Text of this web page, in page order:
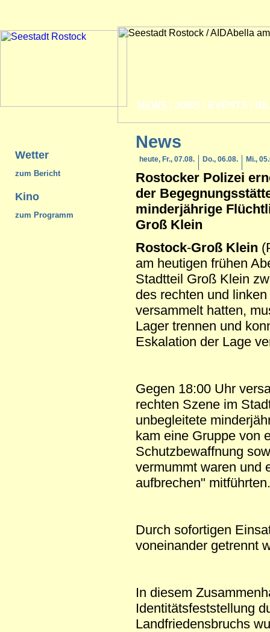
NEWS JOBS EVENTS
Wetter
zum Bericht
Kino
zum Programm
News
heute, Fr., 07.08. Do., 06.08. Mi.,
Rostocker Polizei
der
minderjährige
Groß Klein
Rostock-Groß Klein
am heutigen frühen
Stadtteil Groß Klein
des rechten und
versammelt hatten,
Lager trennen und
Eskalation der Lage
Gegen 18:00 Uhr
rechten Szene im
unbegleitete
kam eine Gruppe von
Schutzbewaffnung
vermummt waren und
aufbrechen" mitführten.
Durch sofortigen
voneinander getrennt
In diesem
Identitätsfeststellung
Landfriedensbruchs